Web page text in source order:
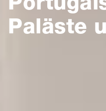
Paläste